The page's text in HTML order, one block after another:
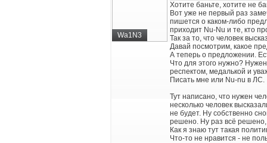
Wa1N3
Хотите баньте, хотите не
Вот уже не первый раз
пишется о каком-либо
приходит Nu-Nu и те, кто
Так за то, что человек
Давай посмотрим, какое
А теперь о предложении.
Что для этого нужно?
респектом, медалькой и
Писать мне или Nu-nu в ЛС.
Тут написано, что нужен
несколько человек
не будет. Ну собственно
решено. Ну раз всё
Как я знаю тут такая
Что-то не нравится - не